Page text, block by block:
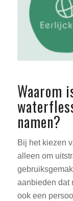
Waarom
namen?
Bij het kiezen
alleen om
aanbieden dat
ook een